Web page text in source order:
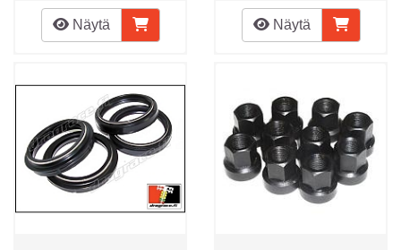
Näytä Näytä